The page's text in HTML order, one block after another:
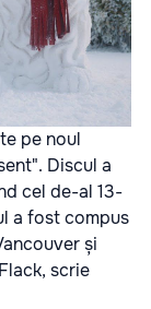
pe noul
Discul a
cel de-al 13-
a fost compus
și
scrie